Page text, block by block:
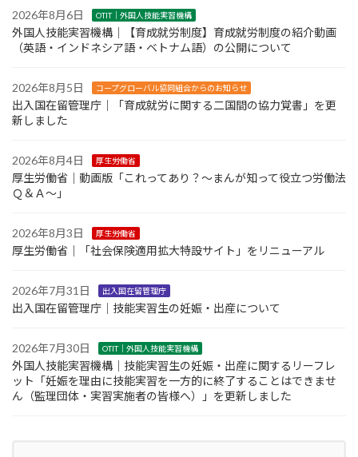
2026年8月6日 OTIT｜外国人技能実習機構
外国人技能実習機構｜【育成就労制度】育成就労制度の紹介動画
（英語・インドネシア語・ベトナム語）の公開について
2026年8月5日 コープグローバル協同組合からのお知らせ
出入国在留管理庁｜「育成就労に関する二国間の協力覚書」を更
新しました
2026年8月4日 厚生労働省
厚生労働省｜動画版「これってあり？～まんが知って役立つ労働法
Ｑ＆Ａ～」
2026年8月3日 厚生労働省
厚生労働省｜「社会保険適用拡大特設サイト」をリニューアル
2026年7月31日 出入国在留管理庁
出入国在留管理庁｜技能実習生の妊娠・出産について
2026年7月30日 OTIT｜外国人技能実習機構
外国人技能実習機構｜技能実習生の妊娠・出産に関するリーフレ
ット「妊娠を理由に技能実習を一方的に終了することはできませ
ん（監理団体・実習実施者の皆様へ）」を更新しました